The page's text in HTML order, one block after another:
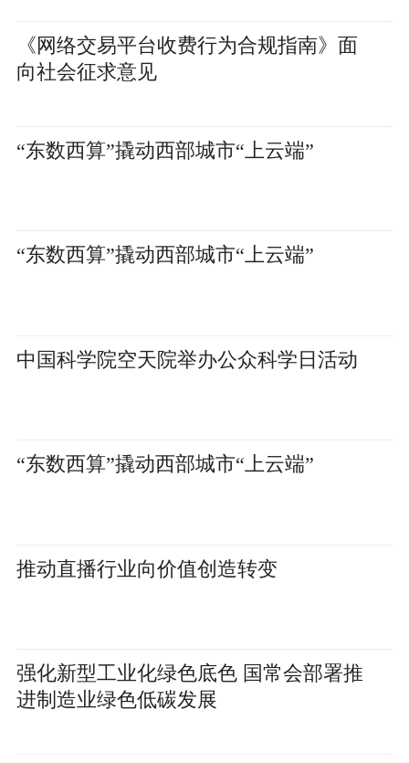
《网络交易平台收费行为合规指南》面
向社会征求意见
“东数西算”撬动西部城市“上云端”
“东数西算”撬动西部城市“上云端”
中国科学院空天院举办公众科学日活动
“东数西算”撬动西部城市“上云端”
推动直播行业向价值创造转变
强化新型工业化绿色底色 国常会部署推
进制造业绿色低碳发展